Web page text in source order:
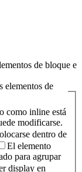
de bloque e
elementos de
como inline está
modificarse.
dentro de
El elemento
para agrupar
display en